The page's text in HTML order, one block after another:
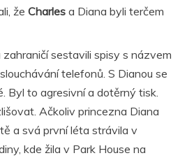
že Charles a Diana byli terčem
sestavili spisy s názvem
telefonů. S Dianou se
Byl to agresivní a dotěrný tisk.
Ačkoliv princezna Diana
a svá první léta strávila v
kde žila v Park House na